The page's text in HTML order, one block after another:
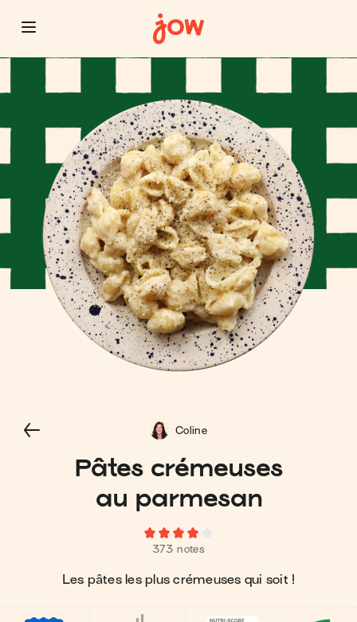
Pâtes crémeuses
au parmesan
373 notes
Les pâtes les plus crémeuses qui soit !
Coline